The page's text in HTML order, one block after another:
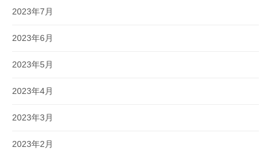
2023年7月
2023年6月
2023年5月
2023年4月
2023年3月
2023年2月